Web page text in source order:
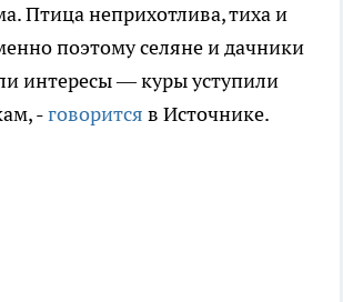
Птица неприхотлива, тиха и
поэтому селяне и дачники
интересы — куры уступили
-говорится в Источнике.